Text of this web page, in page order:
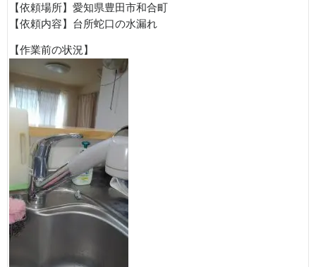
【依頼場所】愛知県豊田市和合町
【依頼内容】台所蛇口の水漏れ
【作業前の状況】